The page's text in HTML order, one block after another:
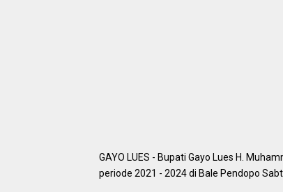
GAYO LUES - Bupati Gayo Lues H.
periode 2021 - 2024 di Bale Pendopo